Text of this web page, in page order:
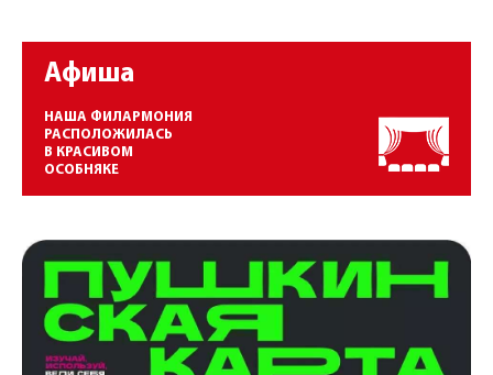
Афиша
НАША ФИЛАРМОНИЯ
РАСПОЛОЖИЛАСЬ
В КРАСИВОМ
ОСОБНЯКЕ